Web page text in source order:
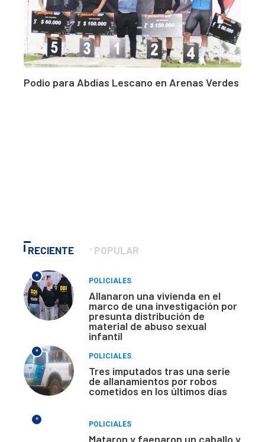
Podio para Abdías Lescano en Arenas Verdes
RECIENTE POPULAR
*
POLICIALES
Allanaron una vivienda en el
marco de una investigación por
presunta distribución de
material de abuso sexual
infantil
*
POLICIALES
Tres imputados tras una serie
de allanamientos por robos
cometidos en los últimos días
*
POLICIALES
Mataron y faenaron un caballo y